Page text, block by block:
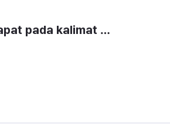
pada kalimat …